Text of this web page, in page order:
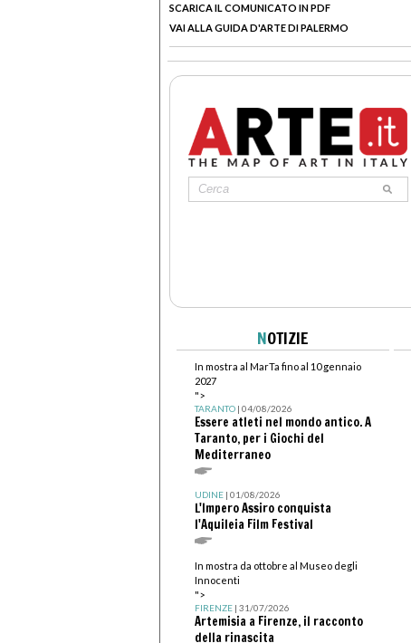
SCARICA IL COMUNICATO IN PDF
VAI ALLA GUIDA D'ARTE DI PALERMO
NOTIZIE
In mostra al MarTa fino al 10 gennaio
2027
">
TARANTO| 04/08/2026
Essere atleti nel mondo antico. A
Taranto, per i Giochi del
Mediterraneo
UDINE| 01/08/2026
L'Impero Assiro conquista
l'Aquileia Film Festival
In mostra da ottobre al Museo degli
Innocenti
">
FIRENZE| 31/07/2026
Artemisia a Firenze, il racconto
della rinascita